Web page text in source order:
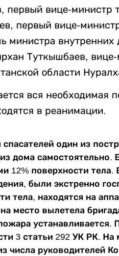
первый вице-министр
первый вице-
министра
Туткышбаев,
области
вся необходимая
в реанимации.
один из
дома самостоятельно.
12% поверхности
были экстренно
тела, находятся на
место вылетела
устанавливается.
3 статьи 292 УК РК.
числа руководителей